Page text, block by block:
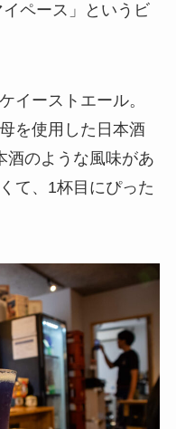
ペース」というビ
イーストエール。
を使用した日本酒
酒のような風味があ
て、1杯目にぴった